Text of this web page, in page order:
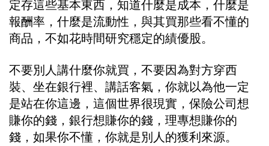
定存這些基本東西，知道什麼是成本，什麼是
報酬率，什麼是流動性，與其買那些看不懂的
商品，不如花時間研究穩定的績優股。
不要別人講什麼你就買，不要因為對方穿西
裝、坐在銀行裡、講話客氣，你就以為他一定
是站在你這邊，這個世界很現實，保險公司想
賺你的錢，銀行想賺你的錢，理專想賺你的
錢，如果你不懂，你就是別人的獲利來源。